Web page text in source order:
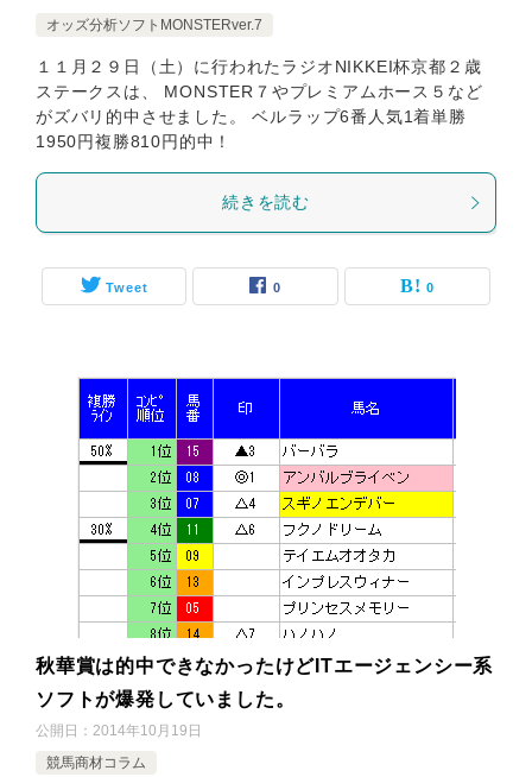
オッズ分析ソフトMONSTERver.7
１１月２９日（土）に行われたラジオNIKKEI杯京都２歳
ステークスは、 MONSTER７やプレミアムホース５など
がズバリ的中させました。 ベルラップ6番人気1着単勝
1950円複勝810円的中！
続きを読む
Tweet 0 0
秋華賞は的中できなかったけどITエージェンシー系
ソフトが爆発していました。
公開日： 2014年10月19日
競馬商材コラム